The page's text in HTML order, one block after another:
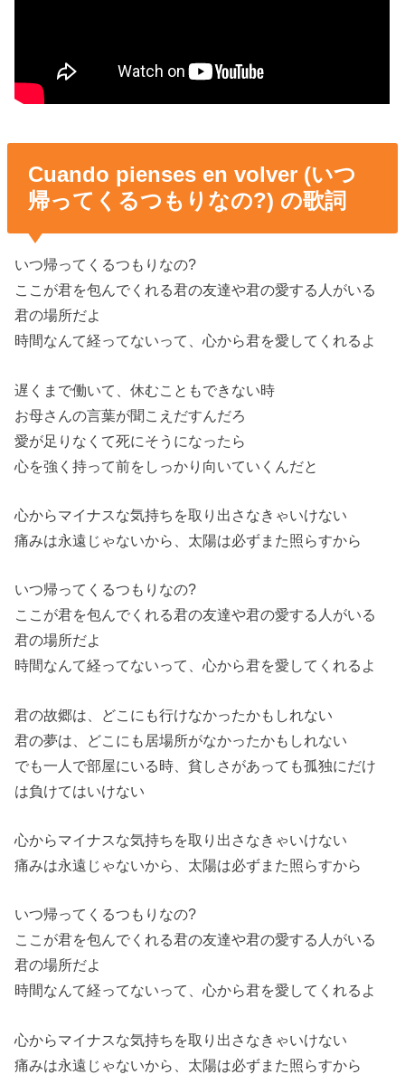
Cuando pienses en volver (いつ
帰ってくるつもりなの?) の歌詞
いつ帰ってくるつもりなの?
ここが君を包んでくれる君の友達や君の愛する人がいる
君の場所だよ
時間なんて経ってないって、心から君を愛してくれるよ
遅くまで働いて、休むこともできない時
お母さんの言葉が聞こえだすんだろ
愛が足りなくて死にそうになったら
心を強く持って前をしっかり向いていくんだと
心からマイナスな気持ちを取り出さなきゃいけない
痛みは永遠じゃないから、太陽は必ずまた照らすから
いつ帰ってくるつもりなの?
ここが君を包んでくれる君の友達や君の愛する人がいる
君の場所だよ
時間なんて経ってないって、心から君を愛してくれるよ
君の故郷は、どこにも行けなかったかもしれない
君の夢は、どこにも居場所がなかったかもしれない
でも一人で部屋にいる時、貧しさがあっても孤独にだけ
は負けてはいけない
心からマイナスな気持ちを取り出さなきゃいけない
痛みは永遠じゃないから、太陽は必ずまた照らすから
いつ帰ってくるつもりなの?
ここが君を包んでくれる君の友達や君の愛する人がいる
君の場所だよ
時間なんて経ってないって、心から君を愛してくれるよ
心からマイナスな気持ちを取り出さなきゃいけない
痛みは永遠じゃないから、太陽は必ずまた照らすから